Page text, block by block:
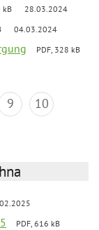
kB 28.03.2024
04.03.2024
PDF, 328 kB
9
10
PDF, 616 kB